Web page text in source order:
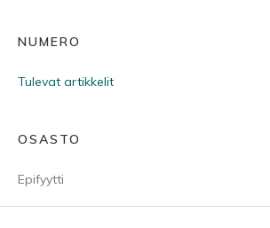
NUMERO
Tulevat artikkelit
OSASTO
Epifyytti